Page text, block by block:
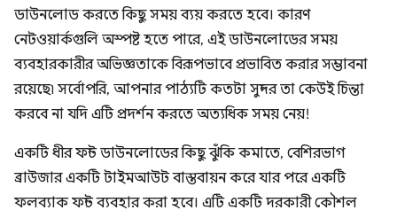
ডাউনলোড করতে কিছু সময় ব্যয় করতে হবে। কারণ
নেটওয়ার্কগুলি অস্পষ্ট হতে পারে, এই ডাউনলোডের সময়
ব্যবহারকারীর অভিজ্ঞতাকে বিরূপভাবে প্রভাবিত করার সম্ভাবনা
রয়েছে৷ সর্বোপরি, আপনার পাঠ্যটি কতটা সুন্দর তা কেউই চিন্তা
করবে না যদি এটি প্রদর্শন করতে অত্যধিক সময় নেয়!
একটি ধীর ফন্ট ডাউনলোডের কিছু ঝুঁকি কমাতে, বেশিরভাগ
ব্রাউজার একটি টাইমআউট বাস্তবায়ন করে যার পরে একটি
ফলব্যাক ফন্ট ব্যবহার করা হবে। এটি একটি দরকারী কৌশল